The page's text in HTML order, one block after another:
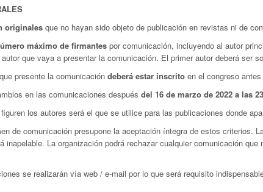
originalesque no hayan sido objeto de publicación en revistas ni de
máximo de firmantespor comunicación, incluyendo al autor
que vaya a presentar la comunicación. El primer autor deberá ser
presente la comunicación deberá estar inscritoen el congreso antes
en las comunicaciones después del 16 de marzo de 2022 a las
los autores será el que se utilice para las publicaciones donde
de comunicación presupone la aceptación íntegra de estos criterios.
inapelable. La organización podrá rechazar cualquier comunicación
se realizarán vía web / e-mail por lo que será requisito